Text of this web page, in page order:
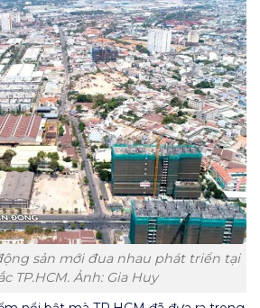
sản mới đua nhau phát triển tại
TP.HCM. Ảnh: Gia Huy